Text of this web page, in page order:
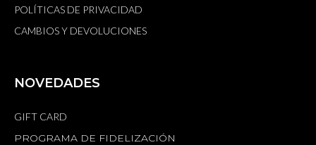
POLÍTICAS DE PRIVACIDAD
CAMBIOS Y DEVOLUCIONES
NOVEDADES
GIFT CARD
PROGRAMA DE FIDELIZACIÓN